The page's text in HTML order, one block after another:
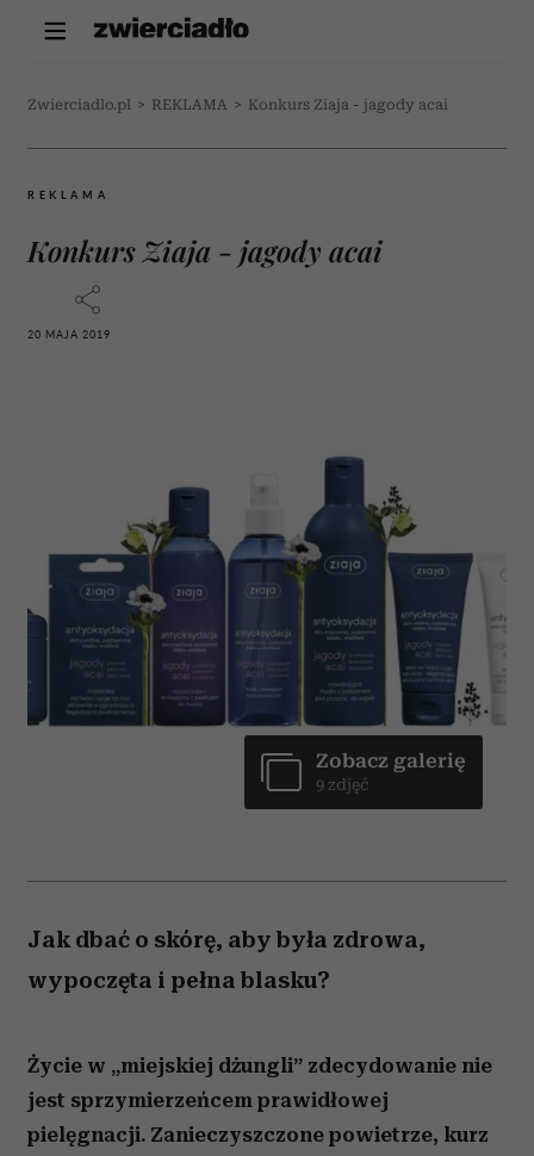
Zwierciadlo.pl > REKLAMA > Konkurs Ziaja - jagody acai
REKLAMA
Konkurs Ziaja - jagody acai
20 MAJA 2019
Zobacz galerię
9 zdjęć
Jak dbać o skórę, aby była zdrowa,
wypoczęta i pełna blasku?
Życie w „miejskiej dżungli” zdecydowanie nie
jest sprzymierzeńcem prawidłowej
pielęgnacji. Zanieczyszczone powietrze, kurz